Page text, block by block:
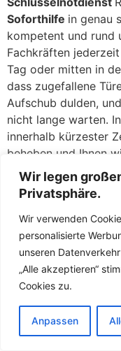
Wir legen
Privatsphäre.
Wir verwenden
personalisierte
unseren
„Alle akzeptieren“
Cookies zu.
Anpassen
Soforthilfe in genau
kompetent und rund
Fachkräften
Tag oder mitten in
dass zugefallene
Aufschub dulden,
nicht lange warten.
innerhalb kürzester
beheben und Ihnen
Zugefallene Türen:
Tür fällt ins Schloss,
drinnen liegt – ein
kann. Keine Panik:
zugefalleneTürenin
und haben hierfür
es den Fachkräften,
Spezialwerkzeugen
Drahtschlingen